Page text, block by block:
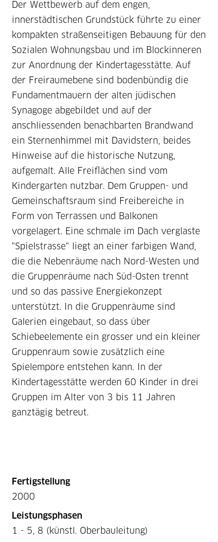
Der Wettbewerb auf dem engen,
innerstädtischen Grundstück führte zu einer
kompakten straßenseitigen Bebauung für den
Sozialen Wohnungsbau und im Blockinneren
zur Anordnung der Kindertagesstätte. Auf
der Freiraumebene sind bodenbündig die
Fundamentmauern der alten jüdischen
Synagoge abgebildet und auf der
anschliessenden benachbarten Brandwand
ein Sternenhimmel mit Davidstern, beides
Hinweise auf die historische Nutzung,
aufgemalt. Alle Freiflächen sind vom
Kindergarten nutzbar. Dem Gruppen- und
Gemeinschaftsraum sind Freibereiche in
Form von Terrassen und Balkonen
vorgelagert. Eine schmale im Dach verglaste
"Spielstrasse" liegt an einer farbigen Wand,
die die Nebenräume nach Nord-Westen und
die Gruppenräume nach Süd-Osten trennt
und so das passive Energiekonzept
unterstützt. In die Gruppenräume sind
Galerien eingebaut, so dass über
Schiebeelemente ein grosser und ein kleiner
Gruppenraum sowie zusätzlich eine
Spielempore entstehen kann. In der
Kindertagesstätte werden 60 Kinder in drei
Gruppen im Alter von 3 bis 11 Jahren
ganztägig betreut.
Fertigstellung
2000
Leistungsphasen
1 - 5, 8 (künstl. Oberbauleitung)